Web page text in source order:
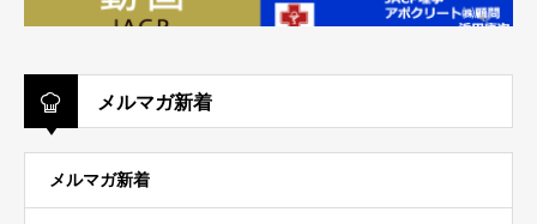
メルマガ新着
メルマガ新着